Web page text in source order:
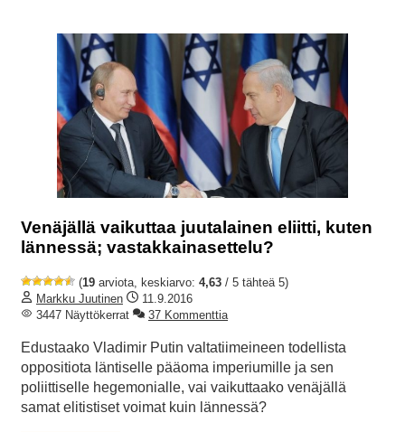
Venäjällä vaikuttaa juutalainen eliitti, kuten
lännessä; vastakkainasettelu?
(19 arviota, keskiarvo: 4,63 / 5 tähteä 5)
Markku Juutinen
11.9.2016
3447 Näyttökerrat
37 Kommenttia
Edustaako Vladimir Putin valtatiimeineen todellista
oppositiota läntiselle pääoma imperiumille ja sen
poliittiselle hegemonialle, vai vaikuttaako venäjällä
samat elitistiset voimat kuin lännessä?